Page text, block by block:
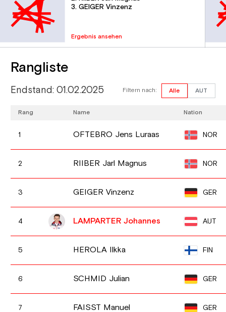
3. GEIGER Vinzenz
Ergebnis ansehen
Rangliste
Endstand: 01.02.2025 Filtern nach: Alle AUT
Rang Name Nation
1 OFTEBRO Jens Luraas NOR
2 RIIBER Jarl Magnus NOR
3 GEIGER Vinzenz GER
4 LAMPARTER Johannes AUT
5 HEROLA Ilkka FIN
6 SCHMID Julian GER
7 FAISST Manuel GER